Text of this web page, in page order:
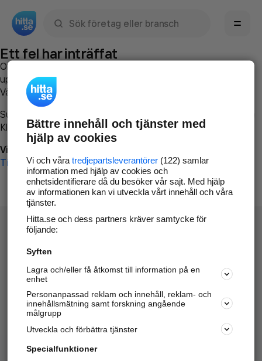
Ett fel har inträffat
Om du vill kan du
uppstod så att vi lättare och snabbare kan avhjälpa det.
Vänligen försök med följande:
Surfa till
Klicka påTillbaka-knappen i webbläsaren och försök igen
Vi beklagar besväret!
Till startsidan
Hitta.se - Gratis nummerupplysning.
Sök företag, personer och platser.
Hitta telefonnummer, adresser, företagsinfo mm.
Marknadsför företaget
Bättre innehåll och tjänster med
hjälp av cookies
Vi och våra tredjepartsleverantörer(122) samlar
information med hjälp av cookies och
enhetsidentifierare då du besöker vår sajt. Med hjälp
av informationen kan vi utveckla vårt innehåll och våra
tjänster.
Hitta.se och dess partners kräver samtycke för
följande:
Syften
Lagra och/eller få åtkomst till information på en
enhet
Personanpassad reklam och innehåll, reklam- och
innehållsmätning samt forskning angående
målgrupp
Utveckla och förbättra tjänster
Specialfunktioner